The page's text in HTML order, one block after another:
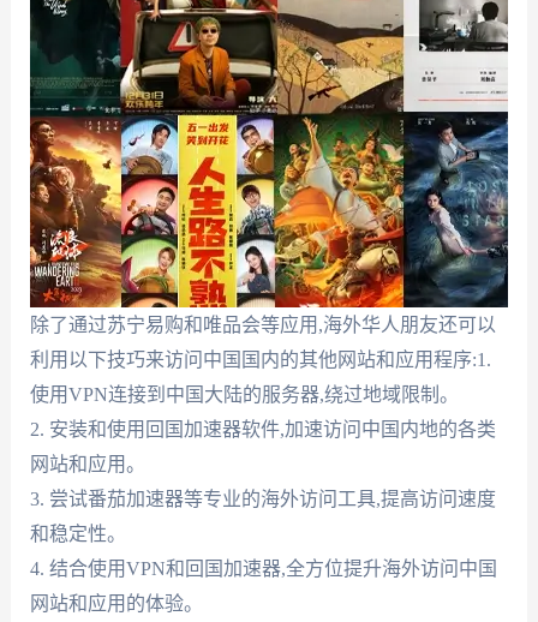
除了通过苏宁易购和唯品会等应用,海外华人朋友还可以
利用以下技巧来访问中国国内的其他网站和应用程序:1.
使用VPN连接到中国大陆的服务器,绕过地域限制。
2. 安装和使用回国加速器软件,加速访问中国内地的各类
网站和应用。
3. 尝试番茄加速器等专业的海外访问工具,提高访问速度
和稳定性。
4. 结合使用VPN和回国加速器,全方位提升海外访问中国
网站和应用的体验。